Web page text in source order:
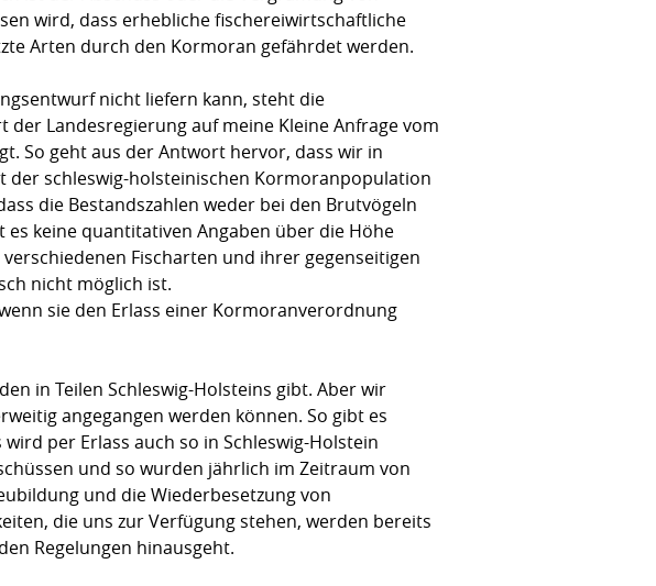
wird, dass erhebliche fischereiwirtschaftliche
Arten durch den Kormoran gefährdet werden.
nicht liefern kann, steht die
Landesregierung auf meine Kleine Anfrage vom
So geht aus der Antwort hervor, dass wir in
schleswig-holsteinischen Kormoranpopulation
die Bestandszahlen weder bei den Brutvögeln
keine quantitativen Angaben über die Höhe
Fischarten und ihrer gegenseitigen
nicht möglich ist.
sie den Erlass einer Kormoranverordnung
in Teilen Schleswig-Holsteins gibt. Aber wir
angegangen werden können. So gibt es
per Erlass auch so in Schleswig-Holstein
und so wurden jährlich im Zeitraum von
und die Wiederbesetzung von
die uns zur Verfügung stehen, werden bereits
Regelungen hinausgeht.